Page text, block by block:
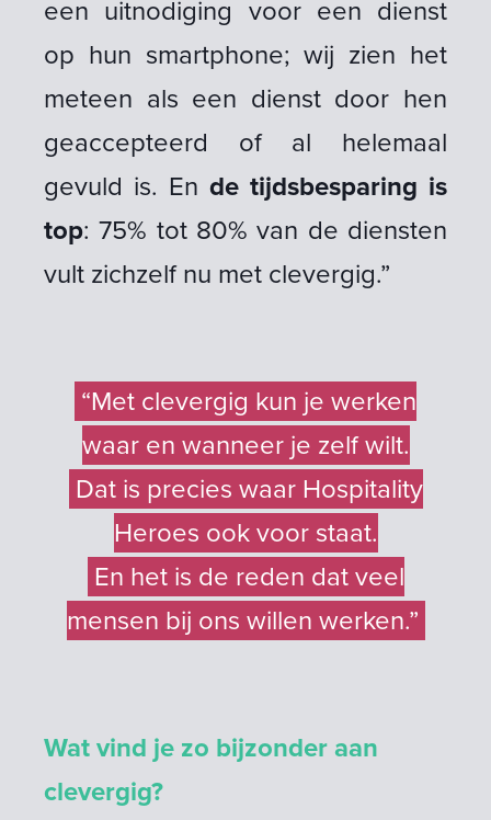
een uitnodiging voor een dienst
op hun smartphone; wij zien het
meteen als een dienst door hen
geaccepteerd of al helemaal
gevuld is. En de tijdsbesparing is
top: 75% tot 80% van de diensten
vult zichzelf nu met clevergig.”
“Met clevergig kun je werken
waar en wanneer je zelf wilt.
Dat is precies waar Hospitality
Heroes ook voor staat.
En het is de reden dat veel
mensen bij ons willen werken.”
Wat vind je zo bijzonder aan
clevergig?